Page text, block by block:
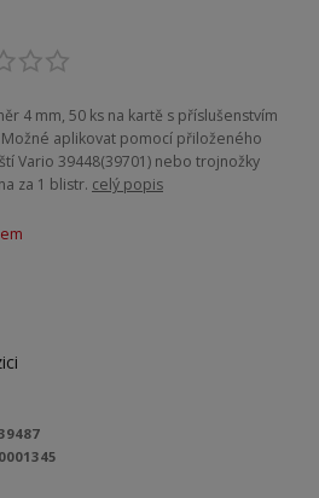
4 mm, 50 ks na kartě s příslušenstvím
aplikovat pomocí přiloženého
Vario 39448(39701) nebo trojnožky
za 1 blistr. celý popis
0001345